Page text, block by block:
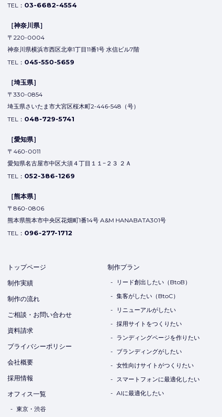
TEL： 03-6682-4554
［神奈川県］
〒220-0004
神奈川県横浜市西区北幸1丁目11番1号 水信ビル7階
TEL： 045-550-5659
［埼玉県］
〒330-0854
埼玉県さいたま市大宮区桜木町2-446-548（号）
TEL： 048-729-5741
［愛知県］
〒460-0011
愛知県名古屋市中区大須４丁目１１−２３ ２Ａ
TEL： 052-386-1269
［熊本県］
〒860-0806
熊本県熊本市中央区花畑町1番14号 A&M HANABATA301号
TEL： 096-277-1712
トップページ
制作実績
制作の流れ
ご相談・お問い合わせ
資料請求
プライバシーポリシー
会社概要
採用情報
オフィス一覧
東京・渋谷
制作プラン
リード創出したい（BtoB）
集客がしたい（BtoC）
リニューアルがしたい
採用サイトをつくりたい
ランディングページを作りたい
ブランディングがしたい
女性向けサイトがつくりたい
スマートフォンに最適化したい
AIに最適化したい